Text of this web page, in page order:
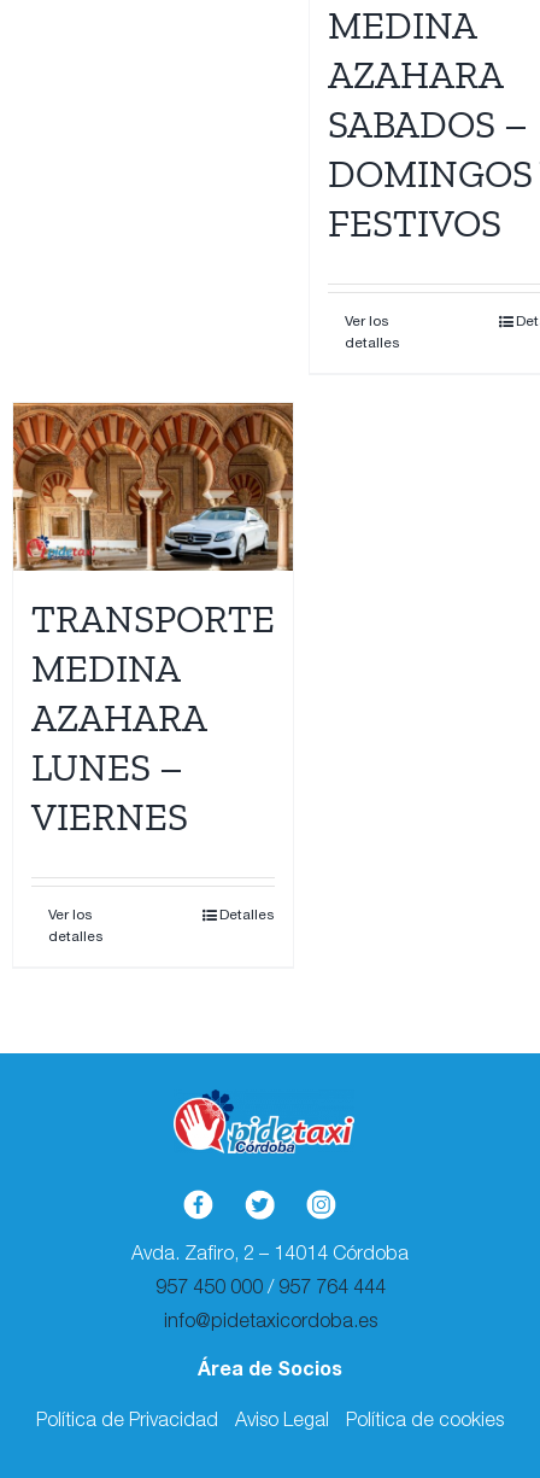
MEDINA
AZAHARA
SABADOS –
DOMINGOS
FESTIVOS
Ver los
detalles
TRANSPORTE
MEDINA
AZAHARA
LUNES –
VIERNES
Ver los
detalles
Detalles
Avda. Zafiro, 2 – 14014 Córdoba
957 450 000/ 957 764 444
info@pidetaxicordoba.es
Área de Socios
Política de Privacidad Aviso Legal Política de cookies